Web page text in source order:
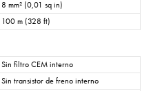
8 mm² (0,01 sq in)
100 m (328 ft)
Sin filtro CEM interno
Sin transistor de freno interno